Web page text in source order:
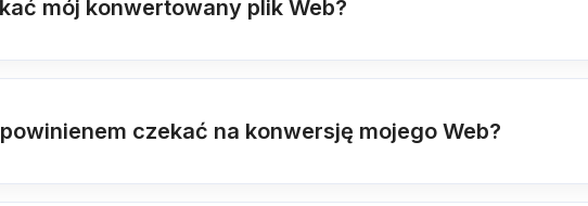
mój konwertowany plik Web?
czekać na konwersję mojego Web?